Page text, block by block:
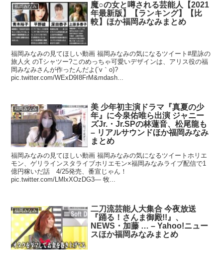
福岡みなみ
魔○の女と噂される芸能人【2021
年最新版】【ランキング】【比
較】ほか福岡みなみまとめ
福岡みなみの見てほしい動画 福岡みなみの気になるツイート#星詠の
旅人火 のTシャツー?このめっちゃ可愛いデザインは、アリス役の福
岡みなみさんが作ったんだよ(´v｀o)?
pic.twitter.com/WExD9I8FrM&mdash...
福岡みなみ
美 少年初主演ドラマ『真夏の少
年』に今泉佑唯ら出演 ジャニー
ズJr.・Jr.SPの林蓮音、松尾龍も
– リアルサウンドほか福岡みなみ
まとめ
福岡みなみの見てほしい動画 福岡みなみの気になるツイートホリエ
モン、ゲリラインスタライブホリエモン×福岡みなみライブ配信で1
億円稼いだ話 4/25発売、番宣じゃん！
pic.twitter.com/LMlxXOzDG3— 牧...
福岡みなみ
二刀流芸能人大集合 今夜放送
『踊る！さんま御殿!!』、
NEWS・加藤 … – Yahoo!ニュー
スほか福岡みなみまとめ